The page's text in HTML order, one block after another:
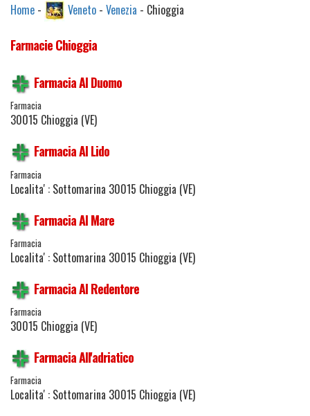
Home - Veneto - Venezia - Chioggia
Farmacie Chioggia
Farmacia Al Duomo
Farmacia
30015 Chioggia (VE)
Farmacia Al Lido
Farmacia
Localita' : Sottomarina 30015 Chioggia (VE)
Farmacia Al Mare
Farmacia
Localita' : Sottomarina 30015 Chioggia (VE)
Farmacia Al Redentore
Farmacia
30015 Chioggia (VE)
Farmacia All'adriatico
Farmacia
Localita' : Sottomarina 30015 Chioggia (VE)